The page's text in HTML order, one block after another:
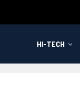
HI-TECH